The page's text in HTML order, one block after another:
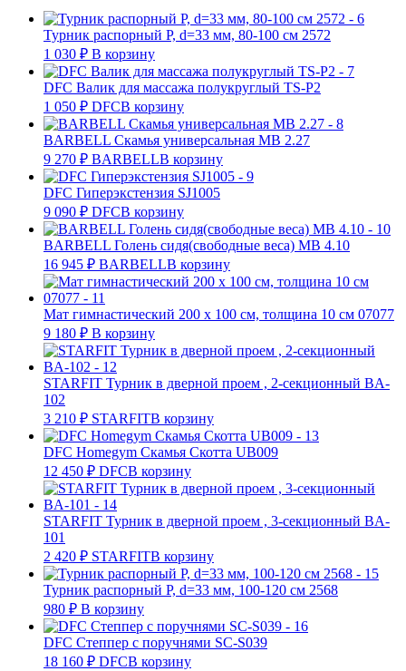
Турник распорный Р, d=33 мм, 80-100 см 2572
1 030 ₽ В корзину
DFC Валик для массажа полукруглый TS-P2
1 050 ₽ DFCВ корзину
BARBELL Cкамья универсальная MB 2.27
9 270 ₽ BARBELLВ корзину
DFC Гиперэкстензия SJ1005
9 090 ₽ DFCВ корзину
BARBELL Голень сидя(свободные веса) MB 4.10
16 945 ₽ BARBELLВ корзину
Мат гимнастический 200 x 100 см, толщина 10 см 07077
9 180 ₽ В корзину
STARFIT Турник в дверной проем , 2-секционный BA-
102
3 210 ₽ STARFITВ корзину
DFC Homegym Скамья Скотта UB009
12 450 ₽ DFCВ корзину
STARFIT Турник в дверной проем , 3-секционный BA-
101
2 420 ₽ STARFITВ корзину
Турник распорный Р, d=33 мм, 100-120 см 2568
980 ₽ В корзину
DFC Степпер с поручнями SC-S039
18 160 ₽ DFCВ корзину